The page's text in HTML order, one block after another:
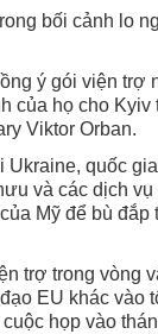
bối cảnh lo
ý gói viện trợ
của họ cho
Viktor Orban.
quốc
và các dịch
Mỹ để bù đắp
trợ trong vòng
EU khác vào
họp vào